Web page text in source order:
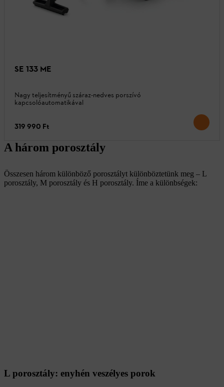
SE 133 ME
Nagy teljesítményű száraz-nedves porszívó
kapcsolóautomatikával
319 990 Ft
A három porosztály
Összesen három különböző porosztályt különböztetünk meg – L
porosztály, M porosztály és H porosztály. Íme a különbségek:
L porosztály: enyhén veszélyes porok